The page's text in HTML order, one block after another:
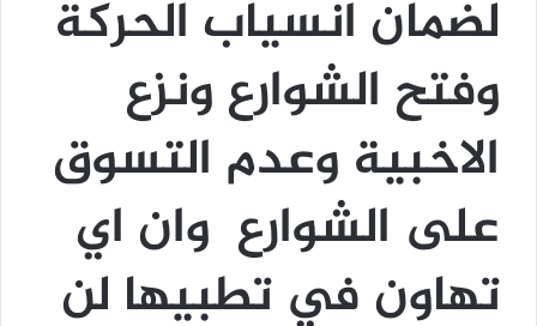
لضمان انسياب الحركة
وفتح الشوارع ونزع
الاخبية وعدم التسوق
على الشوارع وان اي
تهاون في تطبيها لن